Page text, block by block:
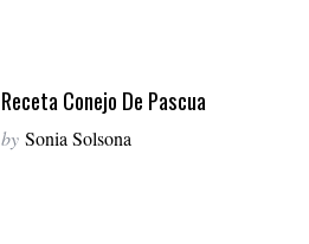
Receta Conejo De Pascua
by Sonia Solsona